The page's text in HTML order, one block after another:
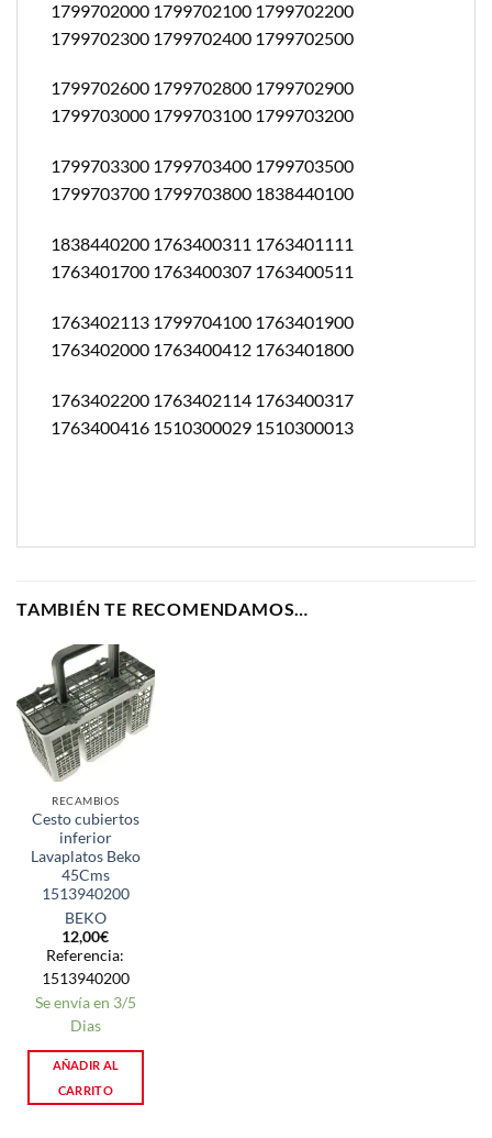
1799702000 1799702100 1799702200
1799702300 1799702400 1799702500
1799702600 1799702800 1799702900
1799703000 1799703100 1799703200
1799703300 1799703400 1799703500
1799703700 1799703800 1838440100
1838440200 1763400311 1763401111
1763401700 1763400307 1763400511
1763402113 1799704100 1763401900
1763402000 1763400412 1763401800
1763402200 1763402114 1763400317
1763400416 1510300029 1510300013
TAMBIÉN TE RECOMENDAMOS…
RECAMBIOS
Cesto cubiertos
inferior
Lavaplatos Beko
45Cms
1513940200
BEKO
12,00€
Referencia:
1513940200
Se envía en 3/5
Dias
AÑADIR AL
CARRITO